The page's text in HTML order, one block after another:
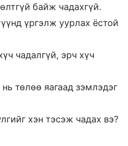
байж чадахгүй.
үргэлж уурлах ёстой
чадалгүй, эрч хүч
төлөө яагаад зэмлэдэг
хэн тэсэж чадах вэ?